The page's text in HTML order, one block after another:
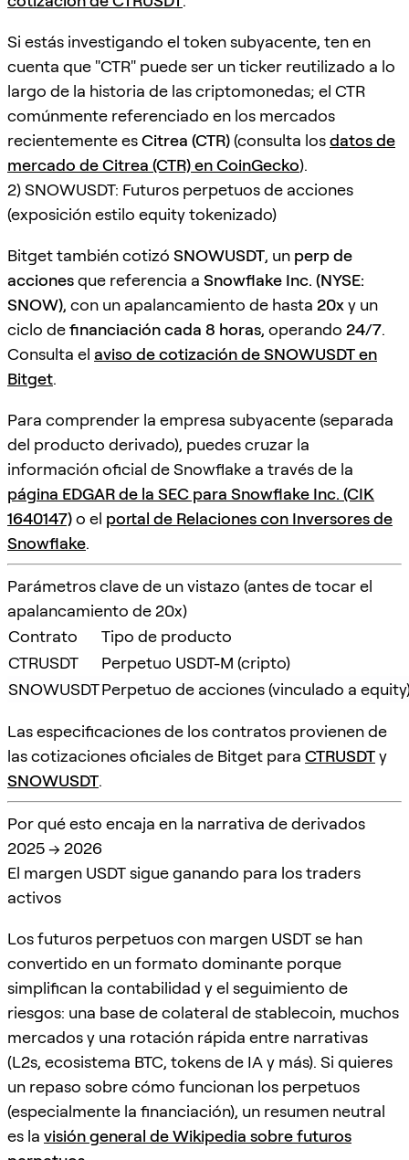
Si estás investigando el token subyacente, ten en
cuenta que "CTR" puede ser un ticker reutilizado a lo
largo de la historia de las criptomonedas; el CTR
comúnmente referenciado en los mercados
recientemente esCitrea (CTR)(consulta losdatos de
mercado de Citrea (CTR) en CoinGecko).
2) SNOWUSDT: Futuros perpetuos de acciones
(exposición estilo equity tokenizado)
Bitget también cotizó SNOWUSDT, un perp de
accionesque referencia a Snowflake Inc. (NYSE:
SNOW), con un apalancamiento de hasta 20x y un
ciclo definanciación cada 8 horas, operando 24/7.
Consulta el aviso de cotización de SNOWUSDT en
Bitget.
Para comprender la empresa subyacente (separada
del producto derivado), puedes cruzar la
información oficial de Snowflake a través de la
página EDGAR de la SEC para Snowflake Inc. (CIK
1640147)o el portal de Relaciones con Inversores de
Snowflake.
Parámetros clave de un vistazo (antes de tocar el
apalancamiento de 20x)
Contrato
Tipo de producto
CTRUSDT
Perpetuo USDT-M (cripto)
SNOWUSDTPerpetuo de acciones (vinculado a
Las especificaciones de los contratos provienen de
las cotizaciones oficiales de Bitget para CTRUSDTy
SNOWUSDT.
Por qué esto encaja en la narrativa de derivados
2025 → 2026
El margen USDT sigue ganando para los traders
activos
Los futuros perpetuos con margen USDT se han
convertido en un formato dominante porque
simplifican la contabilidad y el seguimiento de
riesgos: una base de colateral de stablecoin, muchos
mercados y una rotación rápida entre narrativas
(L2s, ecosistema BTC, tokens de IA y más). Si quieres
un repaso sobre cómo funcionan los perpetuos
(especialmente la financiación), un resumen neutral
es la visión general de Wikipedia sobre futuros